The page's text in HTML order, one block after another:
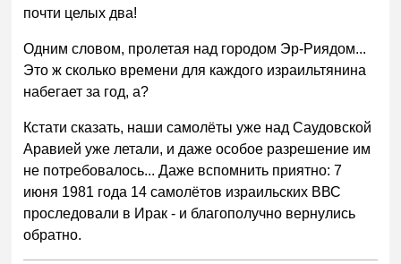
почти целых два!
Одним словом, пролетая над городом Эр-Риядом...
Это ж сколько времени для каждого израильтянина
набегает за год, а?
Кстати сказать, наши самолёты уже над Саудовской
Аравией уже летали, и даже особое разрешение им
не потребовалось... Даже вспомнить приятно: 7
июня 1981 года 14 самолётов израильских ВВС
проследовали в Ирак - и благополучно вернулись
обратно.